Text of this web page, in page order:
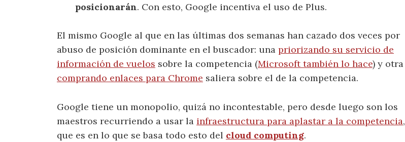
posicionarán. Con esto, Google incentiva el uso de Plus.
El mismo Google al que en las últimas dos semanas han cazado dos veces por
abuso de posición dominante en el buscador: una priorizando su servicio de
información de vuelos sobre la competencia (Microsoft también lo hace) y otra
comprando enlaces para Chrome saliera sobre el de la competencia.
Google tiene un monopolio, quizá no incontestable, pero desde luego son los
maestros recurriendo a usar la infraestructura para aplastar a la competencia,
que es en lo que se basa todo esto del cloud computing.